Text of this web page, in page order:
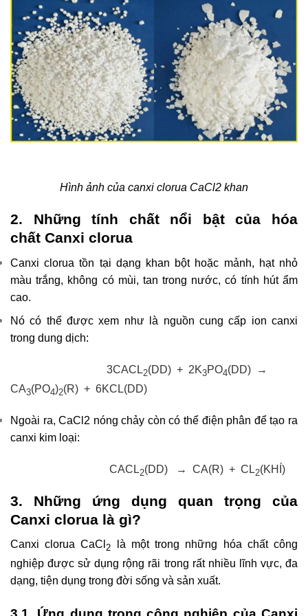
Hình ảnh của canxi clorua CaCl2 khan
2. Những tính chất nổi bật của hóa
chất Canxi clorua
Canxi clorua tồn tại dạng khan bột hoặc mảnh, hạt nhỏ
màu trắng, không có mùi, tan trong nước, có tính hút ẩm
cao.
Nó có thể được xem như là nguồn cung cấp ion canxi
trong dung dịch:
3CACL2(DD) + 2K3PO4(DD) →
CA3(PO4)2(R) + 6KCL(DD)
Ngoài ra, CaCl2 nóng chảy còn có thể điện phân để tạo ra
canxi kim loại:
CACL2(DD) → CA(R) + CL2(KHÍ)
3. Những ứng dụng quan trọng của
Canxi clorua là gì?
Canxi clorua CaCl 2 là một trong những hóa chất công
nghiệp được sử dụng rộng rãi trong rất nhiều lĩnh vực, đa
dạng, tiện dụng trong đời sống và sản xuất.